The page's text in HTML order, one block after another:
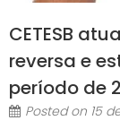
CETESB
reversa e
período de
Posted on 15